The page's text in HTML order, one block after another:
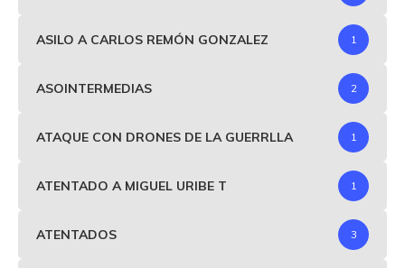
ASILO A CARLOS REMÓN GONZALEZ 1
ASOINTERMEDIAS 2
ATAQUE CON DRONES DE LA GUERRLLA 1
ATENTADO A MIGUEL URIBE T 1
ATENTADOS 3